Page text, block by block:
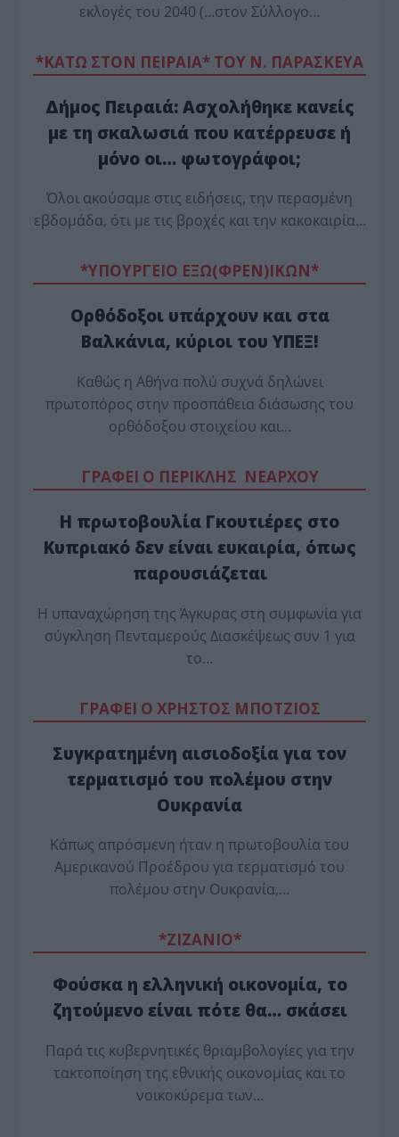
εκλογές του 2040 (…στον Σύλλογο…
*ΚΑΤΩ ΣΤΟΝ ΠΕΙΡΑΙΑ* ΤΟΥ Ν. ΠΑΡΑΣΚΕΥΑ
Δήμος Πειραιά: Ασχολήθηκε κανείς
με τη σκαλωσιά που κατέρρευσε ή
μόνο οι… φωτογράφοι;
Όλοι ακούσαμε στις ειδήσεις, την περασμένη
εβδομάδα, ότι με τις βροχές και την κακοκαιρία…
*ΥΠΟΥΡΓΕΙΟ ΕΞΩ(ΦΡΕΝ)ΙΚΩΝ*
Ορθόδοξοι υπάρχουν και στα
Βαλκάνια, κύριοι του ΥΠΕΞ!
Καθώς η Αθήνα πολύ συχνά δηλώνει
πρωτοπόρος στην προσπάθεια διάσωσης του
ορθόδοξου στοιχείου και…
ΓΡΑΦΕΙ Ο ΠΕΡΙΚΛΗΣ ΝΕΑΡΧΟΥ
Η πρωτοβουλία Γκουτιέρες στο
Κυπριακό δεν είναι ευκαιρία, όπως
παρουσιάζεται
Η υπαναχώρηση της Άγκυρας στη συμφωνία για
σύγκληση Πενταμερούς Διασκέψεως συν 1 για
το…
ΓΡΑΦΕΙ Ο ΧΡΗΣΤΟΣ ΜΠΟΤΖΙΟΣ
Συγκρατημένη αισιοδοξία για τον
τερματισμό του πολέμου στην
Ουκρανία
Κάπως απρόσμενη ήταν η πρωτοβουλία του
Αμερικανού Προέδρου για τερματισμό του
πολέμου στην Ουκρανία,…
*ZΙΖΑΝΙΟ*
Φούσκα η ελληνική οικονομία, το
ζητούμενο είναι πότε θα… σκάσει
Παρά τις κυβερνητικές θριαμβολογίες για την
τακτοποίηση της εθνικής οικονομίας και το
νοικοκύρεμα των…